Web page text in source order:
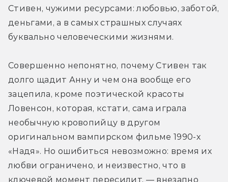
Стивен, чужими ресурсами: любовью, заботой,
деньгами, а в самых страшных случаях
буквально человеческими жизнями.
Совершенно непонятно, почему Стивен так
долго щадит Анну и чем она вообще его
зацепила, кроме поэтической красоты
Ловенсон, которая, кстати, сама играла
необычную кровопийцу в другом
оригинальном вампирском фильме 1990-х
«Надя». Но ошибиться невозможно: время их
любви ограничено, и неизвестно, что в
ключевой момент пересилит, — внезапно